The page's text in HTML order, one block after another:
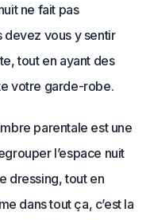
ne fait pas
devez vous y sentir
tout en ayant des
votre garde-robe.
parentale est une
l’espace nuit
dressing, tout en
dans tout ça, c’est la